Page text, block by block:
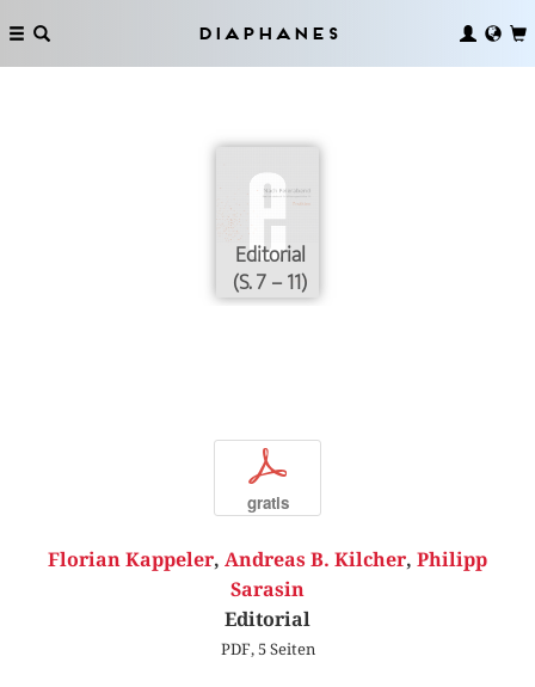
Diaphanes
Editorial
(S. 7 – 11)
p
gratis
Florian Kappeler, Andreas B. Kilcher, Philipp
Sarasin
Editorial
PDF, 5 Seiten